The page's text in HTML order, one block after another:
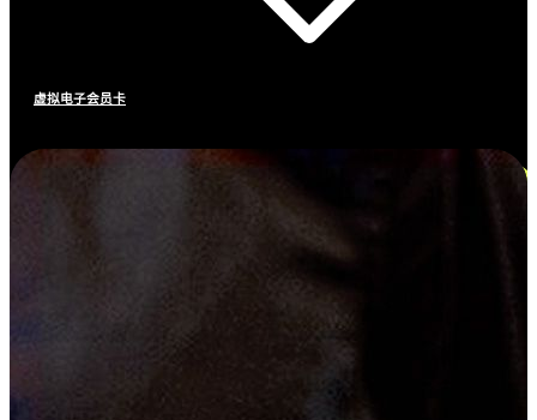
虚拟电子会员卡